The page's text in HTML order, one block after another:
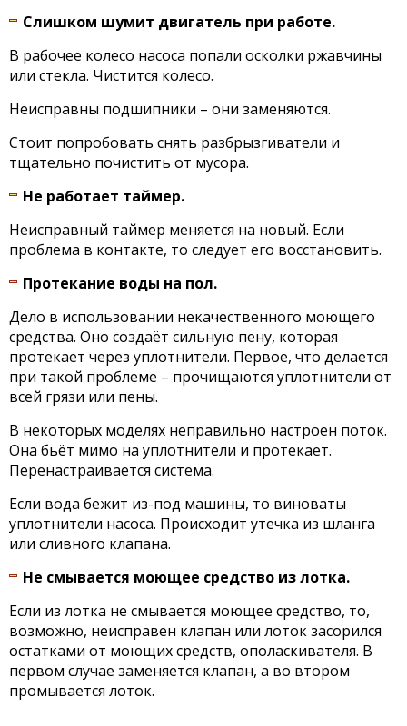
Слишком шумит двигатель при работе.
В рабочее колесо насоса попали осколки ржавчины
или стекла. Чистится колесо.
Неисправны подшипники – они заменяются.
Стоит попробовать снять разбрызгиватели и
тщательно почистить от мусора.
Не работает таймер.
Неисправный таймер меняется на новый. Если
проблема в контакте, то следует его восстановить.
Протекание воды на пол.
Дело в использовании некачественного моющего
средства. Оно создаёт сильную пену, которая
протекает через уплотнители. Первое, что делается
при такой проблеме – прочищаются уплотнители от
всей грязи или пены.
В некоторых моделях неправильно настроен поток.
Она бьёт мимо на уплотнители и протекает.
Перенастраивается система.
Если вода бежит из-под машины, то виноваты
уплотнители насоса. Происходит утечка из шланга
или сливного клапана.
Не смывается моющее средство из лотка.
Если из лотка не смывается моющее средство, то,
возможно, неисправен клапан или лоток засорился
остатками от моющих средств, ополаскивателя. В
первом случае заменяется клапан, а во втором
промывается лоток.